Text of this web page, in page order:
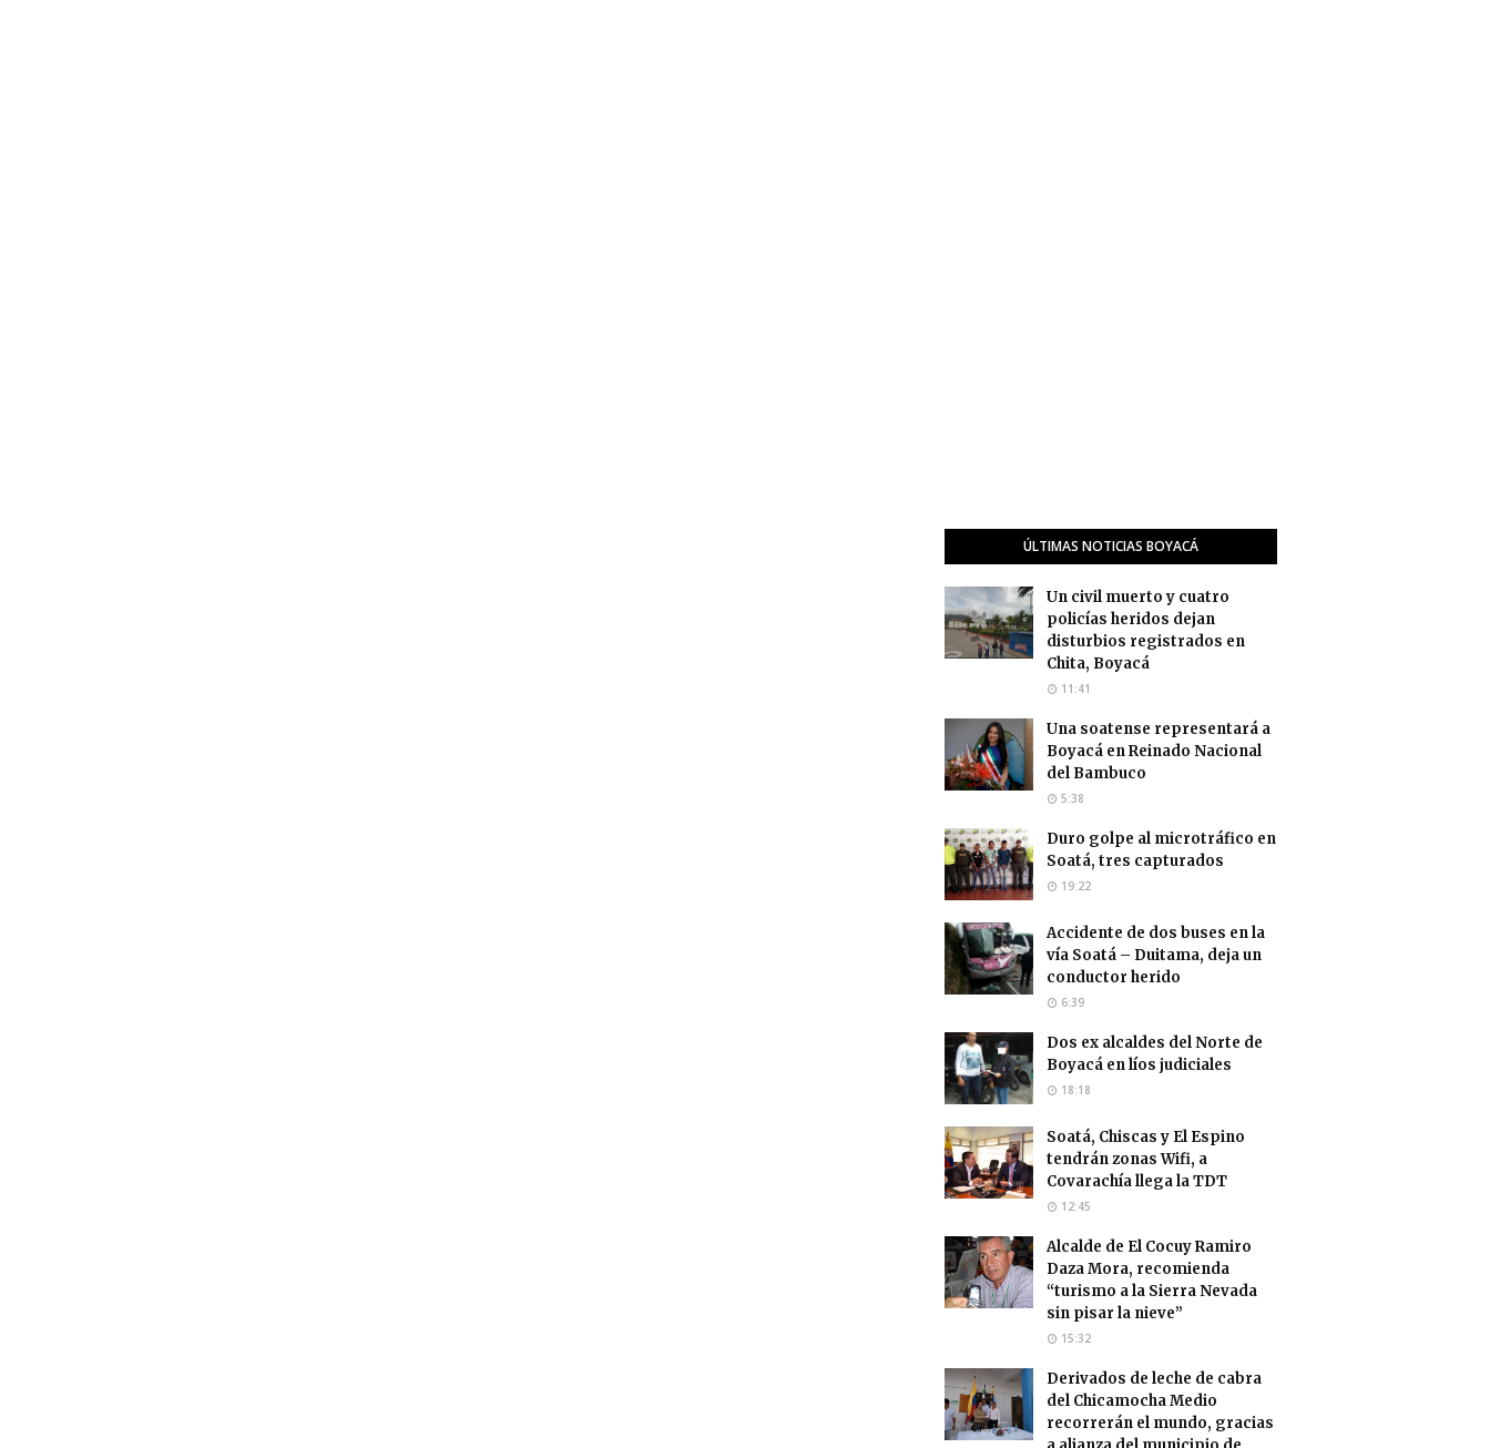
ÚLTIMAS NOTICIAS BOYACÁ
Un civil muerto y cuatro
policías heridos dejan
disturbios registrados en
Chita, Boyacá
11:41
Una soatense representará a
Boyacá en Reinado Nacional
del Bambuco
5:38
Duro golpe al microtráfico en
Soatá, tres capturados
19:22
Accidente de dos buses en la
vía Soatá – Duitama, deja un
conductor herido
6:39
Dos ex alcaldes del Norte de
Boyacá en líos judiciales
18:18
Soatá, Chiscas y El Espino
tendrán zonas Wifi, a
Covarachía llega la TDT
12:45
Alcalde de El Cocuy Ramiro
Daza Mora, recomienda
“turismo a la Sierra Nevada
sin pisar la nieve”
15:32
Derivados de leche de cabra
del Chicamocha Medio
recorrerán el mundo, gracias